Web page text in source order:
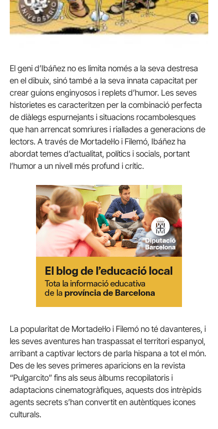
El geni d’Ibáñez no es limita només a la seva destresa
en el dibuix, sinó també a la seva innata capacitat per
crear guions enginyosos i replets d’humor. Les seves
historietes es caracteritzen per la combinació perfecta
de diàlegs espurnejants i situacions rocambolesques
que han arrencat somriures i riallades a generacions de
lectors. A través de Mortadel·lo i Filemó, Ibáñez ha
abordat temes d’actualitat, polítics i socials, portant
l’humor a un nivell més profund i crític.
La popularitat de Mortadel·lo i Filemó no té davanteres, i
les seves aventures han traspassat el territori espanyol,
arribant a captivar lectors de parla hispana a tot el món.
Des de les seves primeres aparicions en la revista
“Pulgarcito” fins als seus àlbums recopilatoris i
adaptacions cinematogràfiques, aquests dos intrèpids
agents secrets s’han convertit en autèntiques icones
culturals.